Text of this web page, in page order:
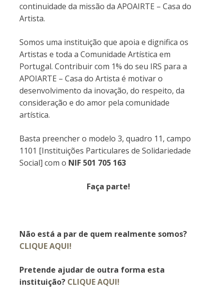
continuidade da missão da APOAIRTE – Casa do
Artista.
Somos uma instituição que apoia e dignifica os
Artistas e toda a Comunidade Artística em
Portugal. Contribuir com 1% do seu IRS para a
APOIARTE – Casa do Artista é motivar o
desenvolvimento da inovação, do respeito, da
consideração e do amor pela comunidade
artística.
Basta preencher o modelo 3, quadro 11, campo
1101 [Instituições Particulares de Solidariedade
Social] com o NIF 501 705 163
Faça parte!
Não está a par de quem realmente somos?
CLIQUE AQUI!
Pretende ajudar de outra forma esta
instituição? CLIQUE AQUI!